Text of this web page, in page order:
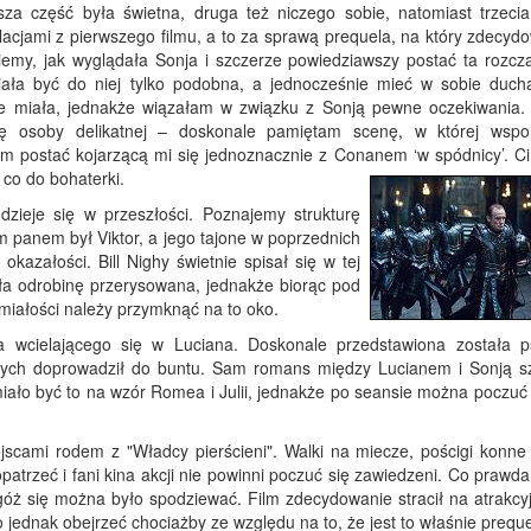
część była świetna, druga też niczego sobie, natomiast
z pierwszego filmu, a to za sprawą prequela, na który
jak wyglądała Sonja i szczerze powiedziawszy postać ta
być do niej tylko podobna, a jednocześnie mieć w sobie
jednakże wiązałam w związku z Sonją pewne oczekiwania.
osoby delikatnej – doskonale pamiętam scenę, w której
postać kojarzącą mi się jednoznacznie z Conanem ‘w spódnicy’.
do bohaterki.
się w przeszłości. Poznajemy strukturę
panem był Viktor, a jego tajone w poprzednich
Bill Nighy świetnie spisał się w tej
odrobinę przerysowana, jednakże biorąc pod
należy przymknąć na to oko.
się w Luciana. Doskonale przedstawiona została
doprowadził do buntu. Sam romans między Lucianem i Sonją
być to na wzór Romea i Julii, jednakże po seansie można
rodem z "Władcy pierścieni". Walki na miecze, pościgi
i fani kina akcji nie powinni poczuć się zawiedzeni. Co
się można było spodziewać. Film zdecydowanie stracił na
obejrzeć chociażby ze względu na to, że jest to właśnie